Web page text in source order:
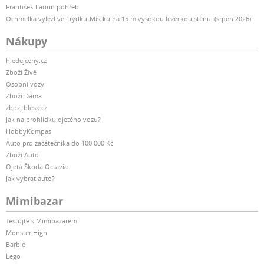
František Laurin pohřeb
Ochmelka vylezl ve Frýdku-Místku na 15 m vysokou lezeckou stěnu. (srpen 2026)
Nákupy
hledejceny.cz
Zboží Živě
Osobní vozy
Zboží Dáma
zbozi.blesk.cz
Jak na prohlídku ojetého vozu?
HobbyKompas
Auto pro začátečníka do 100 000 Kč
Zboží Auto
Ojetá Škoda Octavia
Jak vybrat auto?
Mimibazar
Testujte s Mimibazarem
Monster High
Barbie
Lego